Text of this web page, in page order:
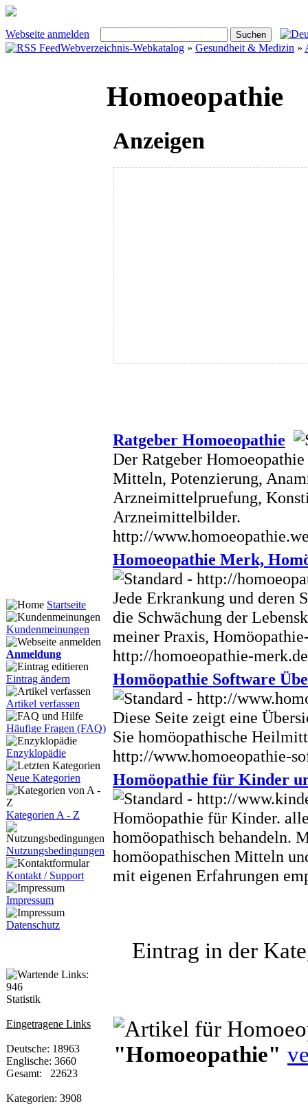
Webseite anmelden
Webverzeichnis-Webkatalog » Gesundheit & Medizin »
Startseite
Kundenmeinungen
Anmeldung
Eintrag ändern
Artikel verfassen
Häufige Fragen (FAQ)
Enzyklopädie
Neue Kategorien
Kategorien A - Z
Nutzungsbedingungen
Kontakt / Support
Impressum
Datenschutz
Statistik
Eingetragene Links
Deutsche: 18963
Englische: 3660
Gesamt: 22623
Kategorien: 3908
Homoeopathie
Anzeigen
Ratgeber Homoeopathie
Der Ratgeber
Mitteln, Potenzierung,
Arzneimittelpruefung,
Arzneimittelbilder.
http://
Homoeopathie Merk,
Jede Erkrankung und deren
die Schwächung der
meiner Praxis,
http://homoeopathie-merk.de
Homöopathie Software
Diese Seite zeigt eine
Sie homöopathische
http://www.homoeopathie-
Homöopathie für Kinder
Homöopathie für Kinder.
homöopathisch behandeln.
homöopathischen Mitteln
mit eigenen Erfahrungen
Eintrag in der
"Homoeopathie"